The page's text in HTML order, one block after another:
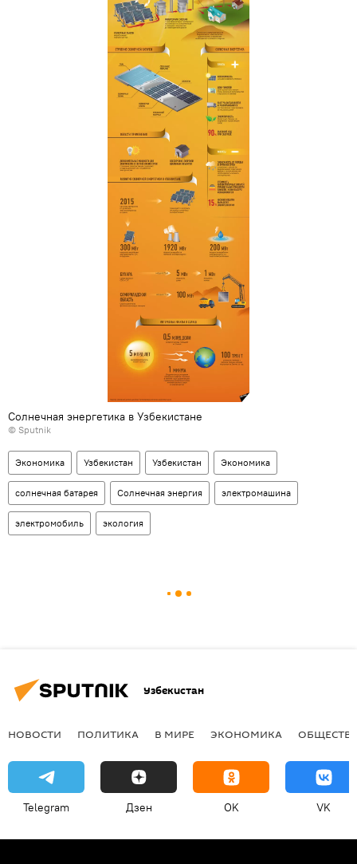
Солнечная энергетика в Узбекистане
© Sputnik
Экономика Узбекистан Узбекистан Экономика
солнечная батарея Солнечная энергия электромашина
электромобиль экология
Узбекистан
НОВОСТИ ПОЛИТИКА В МИРЕ ЭКОНОМИКА
Telegram Дзен OK VK